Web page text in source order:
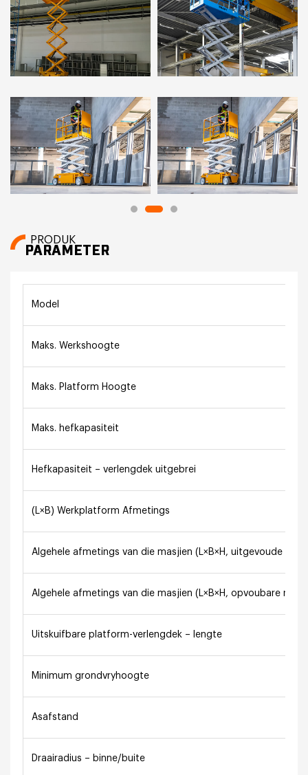
PRODUK
PARAMETER
Model
Maks. Werkshoogte
Maks. Platform Hoogte
Maks. hefkapasiteit
Hefkapasiteit – verlengdek uitgebrei
(L×B) Werkplatform Afmetings
Algehele afmetings van die masjien (L×B×H, uitgevoude
Algehele afmetings van die masjien (L×B×H, opvoubare
Uitskuifbare platform-verlengdek – lengte
Minimum grondvryhoogte
Asafstand
Draairadius – binne/buite